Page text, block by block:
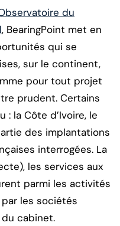
du
, BearingPoint met en
qui se
sur le continent,
pour tout projet
prudent. Certains
la Côte d’Ivoire, le
des implantations
interrogées. La
les services aux
parmi les activités
les sociétés
cabinet.